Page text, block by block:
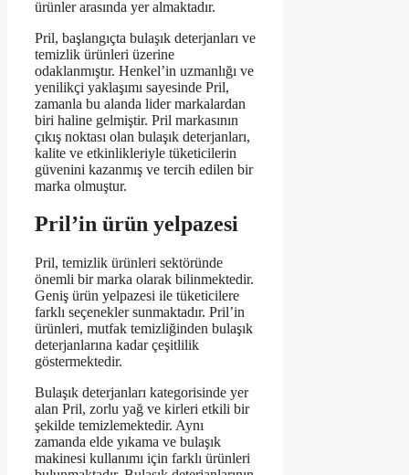
ürünler arasında yer almaktadır.
Pril, başlangıçta bulaşık deterjanları ve
temizlik ürünleri üzerine
odaklanmıştır. Henkel’in uzmanlığı ve
yenilikçi yaklaşımı sayesinde Pril,
zamanla bu alanda lider markalardan
biri haline gelmiştir. Pril markasının
çıkış noktası olan bulaşık deterjanları,
kalite ve etkinlikleriyle tüketicilerin
güvenini kazanmış ve tercih edilen bir
marka olmuştur.
Pril’in ürün yelpazesi
Pril, temizlik ürünleri sektöründe
önemli bir marka olarak bilinmektedir.
Geniş ürün yelpazesi ile tüketicilere
farklı seçenekler sunmaktadır. Pril’in
ürünleri, mutfak temizliğinden bulaşık
deterjanlarına kadar çeşitlilik
göstermektedir.
Bulaşık deterjanları kategorisinde yer
alan Pril, zorlu yağ ve kirleri etkili bir
şekilde temizlemektedir. Aynı
zamanda elde yıkama ve bulaşık
makinesi kullanımı için farklı ürünleri